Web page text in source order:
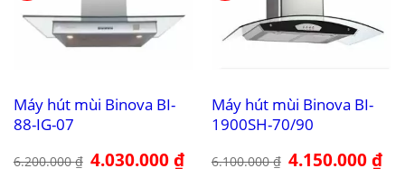
Máy hút mùi Binova BI-
88-IG-07
6.200.000₫ Giá
gốc
4.030.000₫Giá
hiện
Máy hút mùi Binova BI-
1900SH-70/90
6.100.000₫ Giá
gốc
4.150.000₫Giá